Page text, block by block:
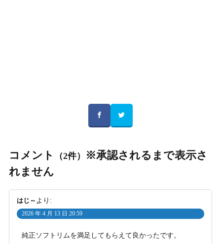
コメント （2件）
※承認されるまで表示さ
れません
はじ～ より:
2026 年 4 月 13 日 20:59
純正ソフトリムを満足してもらえて良かったです。